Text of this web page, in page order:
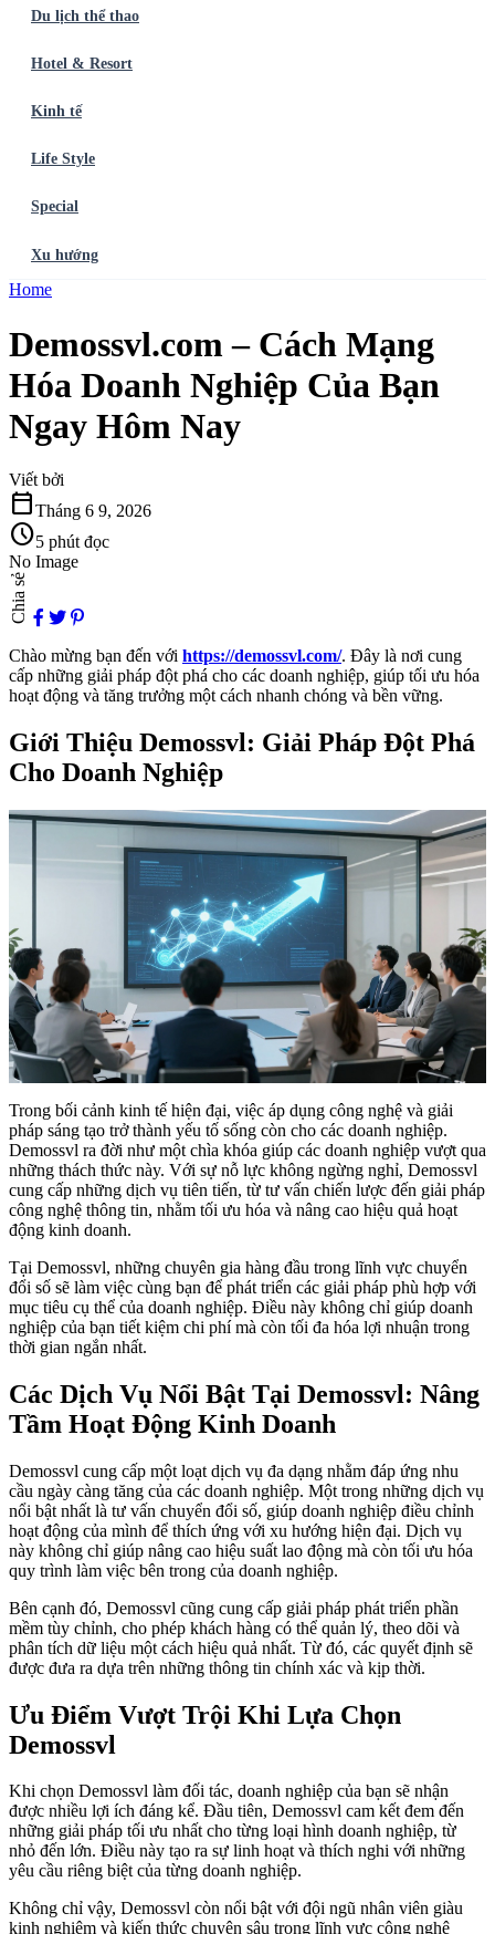
Du lịch thể thao
Hotel & Resort
Kinh tế
Life Style
Special
Xu hướng
Trang chủ
KÝ NGAY
Home
Demossvl.com – Cách Mạng
Hóa Doanh Nghiệp Của Bạn
Ngay Hôm Nay
Viết bởi
calendar_todayTháng 6 9, 2026
schedule5 phút đọc
No Image
Chia sẻ
Chào mừng bạn đến với https://demossvl.com/. Đây là nơi cung
cấp những giải pháp đột phá cho các doanh nghiệp, giúp tối ưu hóa
hoạt động và tăng trưởng một cách nhanh chóng và bền vững.
Giới Thiệu Demossvl: Giải Pháp Đột Phá
Cho Doanh Nghiệp
Trong bối cảnh kinh tế hiện đại, việc áp dụng công nghệ và giải
pháp sáng tạo trở thành yếu tố sống còn cho các doanh nghiệp.
Demossvl ra đời như một chìa khóa giúp các doanh nghiệp vượt qua
những thách thức này. Với sự nỗ lực không ngừng nghỉ, Demossvl
cung cấp những dịch vụ tiên tiến, từ tư vấn chiến lược đến giải pháp
công nghệ thông tin, nhằm tối ưu hóa và nâng cao hiệu quả hoạt
động kinh doanh.
Tại Demossvl, những chuyên gia hàng đầu trong lĩnh vực chuyển
đổi số sẽ làm việc cùng bạn để phát triển các giải pháp phù hợp với
mục tiêu cụ thể của doanh nghiệp. Điều này không chỉ giúp doanh
nghiệp của bạn tiết kiệm chi phí mà còn tối đa hóa lợi nhuận trong
thời gian ngắn nhất.
Các Dịch Vụ Nổi Bật Tại Demossvl: Nâng
Tầm Hoạt Động Kinh Doanh
Demossvl cung cấp một loạt dịch vụ đa dạng nhằm đáp ứng nhu
cầu ngày càng tăng của các doanh nghiệp. Một trong những dịch vụ
nổi bật nhất là tư vấn chuyển đổi số, giúp doanh nghiệp điều chỉnh
hoạt động của mình để thích ứng với xu hướng hiện đại. Dịch vụ
này không chỉ giúp nâng cao hiệu suất lao động mà còn tối ưu hóa
quy trình làm việc bên trong của doanh nghiệp.
Bên cạnh đó, Demossvl cũng cung cấp giải pháp phát triển phần
mềm tùy chỉnh, cho phép khách hàng có thể quản lý, theo dõi và
phân tích dữ liệu một cách hiệu quả nhất. Từ đó, các quyết định sẽ
được đưa ra dựa trên những thông tin chính xác và kịp thời.
Ưu Điểm Vượt Trội Khi Lựa Chọn
Demossvl
Khi chọn Demossvl làm đối tác, doanh nghiệp của bạn sẽ nhận
được nhiều lợi ích đáng kể. Đầu tiên, Demossvl cam kết đem đến
những giải pháp tối ưu nhất cho từng loại hình doanh nghiệp, từ
nhỏ đến lớn. Điều này tạo ra sự linh hoạt và thích nghi với những
yêu cầu riêng biệt của từng doanh nghiệp.
Không chỉ vậy, Demossvl còn nổi bật với đội ngũ nhân viên giàu
kinh nghiệm và kiến thức chuyên sâu trong lĩnh vực công nghệ